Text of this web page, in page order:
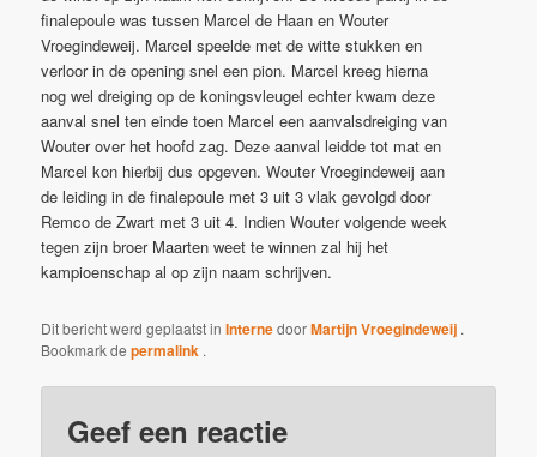
finalepoule was tussen Marcel de Haan en Wouter
Vroegindeweij. Marcel speelde met de witte stukken en
verloor in de opening snel een pion. Marcel kreeg hierna
nog wel dreiging op de koningsvleugel echter kwam deze
aanval snel ten einde toen Marcel een aanvalsdreiging van
Wouter over het hoofd zag. Deze aanval leidde tot mat en
Marcel kon hierbij dus opgeven. Wouter Vroegindeweij aan
de leiding in de finalepoule met 3 uit 3 vlak gevolgd door
Remco de Zwart met 3 uit 4. Indien Wouter volgende week
tegen zijn broer Maarten weet te winnen zal hij het
kampioenschap al op zijn naam schrijven.
Dit bericht werd geplaatst inInternedoorMartijn Vroegindeweij .
Bookmark depermalink .
Geef een reactie